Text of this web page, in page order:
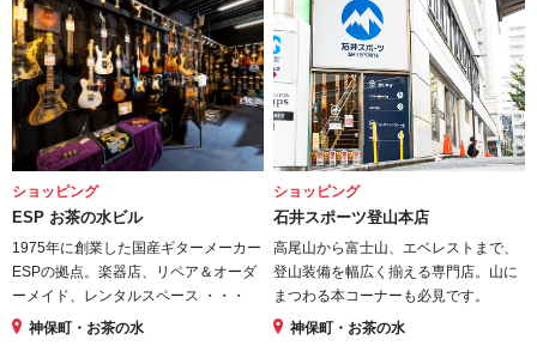
ショッピング
ESP お茶の水ビル
1975年に創業した国産ギターメーカー
ESPの拠点。楽器店、リペア＆オーダ
ーメイド、レンタルスペース ・・・
神保町・お茶の水
ショッピング
石井スポーツ登山本店
高尾山から富士山、エベレストまで、
登山装備を幅広く揃える専門店。山に
まつわる本コーナーも必見です。
神保町・お茶の水